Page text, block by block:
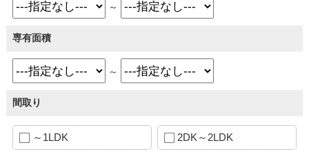
～
専有面積
～
間取り
～1LDK 2DK～2LDK